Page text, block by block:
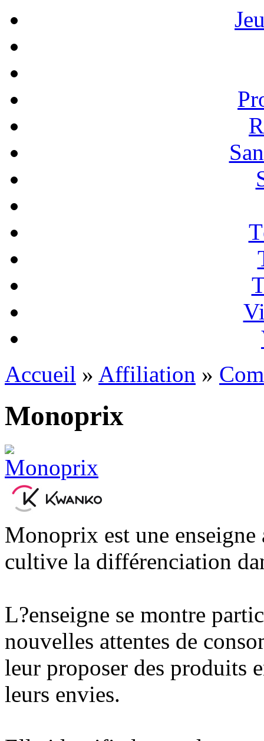
Accueil » Affiliation »
Monoprix
Monoprix est une
cultive la différenciation
L?enseigne se montre
nouvelles attentes de
leur proposer des produits
leurs envies.